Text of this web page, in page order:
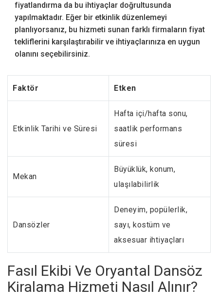
fiyatlandırma da bu ihtiyaçlar doğrultusunda
yapılmaktadır. Eğer bir etkinlik düzenlemeyi
planlıyorsanız, bu hizmeti sunan farklı firmaların fiyat
tekliflerini karşılaştırabilir ve ihtiyaçlarınıza en uygun
olanını seçebilirsiniz.
Faktör Etken
Etkinlik Tarihi ve Süresi
Hafta içi/hafta sonu,
saatlik performans
süresi
Mekan
Büyüklük, konum,
ulaşılabilirlik
Dansözler
Deneyim, popülerlik,
sayı, kostüm ve
aksesuar ihtiyaçları
Fasıl Ekibi Ve Oryantal Dansöz
Kiralama Hizmeti Nasıl Alınır?